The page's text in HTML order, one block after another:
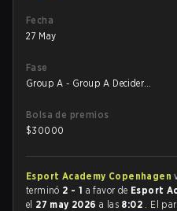
Fecha
27 May
Fase
Group A - Group A Decider
Bolsa de premios
$30000
Esport Academy Copenhagen
terminó 2 - 1 a favor de Esport
el 27 may 2026a las 8:02 . El